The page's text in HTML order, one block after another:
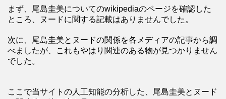
まず、尾島圭美についてのwikipediaのページを確認した
ところ、ヌードに関する記載はありませんでした。
次に、尾島圭美とヌードの関係を各メディアの記事から調
べましたが、これもやはり関連のある物が見つかりません
でした。
ここで当サイトの人工知能の分析した、尾島圭美とヌード